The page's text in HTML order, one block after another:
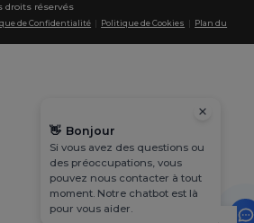
droits réservés
de Confidentialité Politique de Cookies
Plan du
👋 Bonjour
Si vous avez des questions ou
des préoccupations, vous
pouvez nous contacter à tout
moment. Notre chatbot est là
pour vous aider.